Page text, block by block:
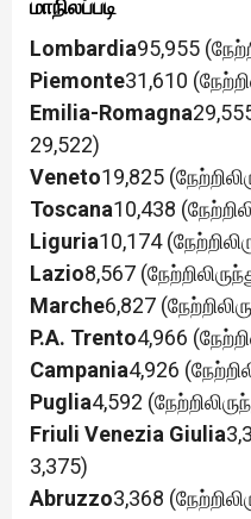
மாநிலப்படி
Lombardia95,955
Piemonte31,610
Emilia-Romagna
29,522)
Veneto19,825
Toscana10,438
Liguria10,174
Lazio8,567
Marche6,827
P.A. Trento4,966
Campania4,926
Puglia4,592
Friuli Venezia Giulia
3,375)
Abruzzo3,368